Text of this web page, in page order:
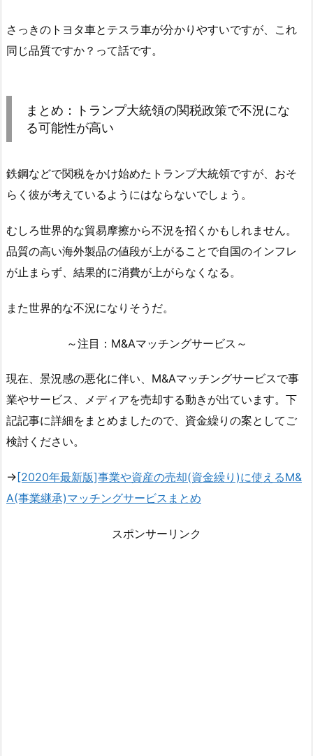
さっきのトヨタ車とテスラ車が分かりやすいですが、これ
同じ品質ですか？って話です。
まとめ：トランプ大統領の関税政策で不況にな
る可能性が高い
鉄鋼などで関税をかけ始めたトランプ大統領ですが、おそ
らく彼が考えているようにはならないでしょう。
むしろ世界的な貿易摩擦から不況を招くかもしれません。
品質の高い海外製品の値段が上がることで自国のインフレ
が止まらず、結果的に消費が上がらなくなる。
また世界的な不況になりそうだ。
～注目：M&Aマッチングサービス～
現在、景況感の悪化に伴い、M&Aマッチングサービスで事
業やサービス、メディアを売却する動きが出ています。下
記記事に詳細をまとめましたので、資金繰りの案としてご
検討ください。
→ [2020年最新版]事業や資産の売却(資金繰り)に使えるM&
A(事業継承)マッチングサービスまとめ
スポンサーリンク